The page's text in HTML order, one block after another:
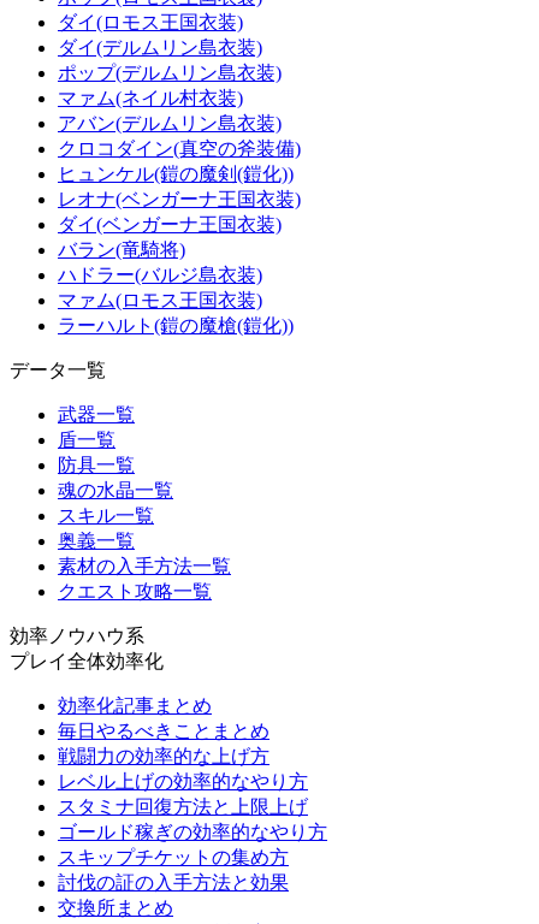
ダイ(ロモス王国衣装)
ダイ(デルムリン島衣装)
ポップ(デルムリン島衣装)
マァム(ネイル村衣装)
アバン(デルムリン島衣装)
クロコダイン(真空の斧装備)
ヒュンケル(鎧の魔剣(鎧化))
レオナ(ベンガーナ王国衣装)
ダイ(ベンガーナ王国衣装)
バラン(竜騎将)
ハドラー(バルジ島衣装)
マァム(ロモス王国衣装)
ラーハルト(鎧の魔槍(鎧化))
データ一覧
武器一覧
盾一覧
防具一覧
魂の水晶一覧
スキル一覧
奥義一覧
素材の入手方法一覧
クエスト攻略一覧
効率ノウハウ系
プレイ全体効率化
効率化記事まとめ
毎日やるべきことまとめ
戦闘力の効率的な上げ方
レベル上げの効率的なやり方
スタミナ回復方法と上限上げ
ゴールド稼ぎの効率的なやり方
スキップチケットの集め方
討伐の証の入手方法と効果
交換所まとめ